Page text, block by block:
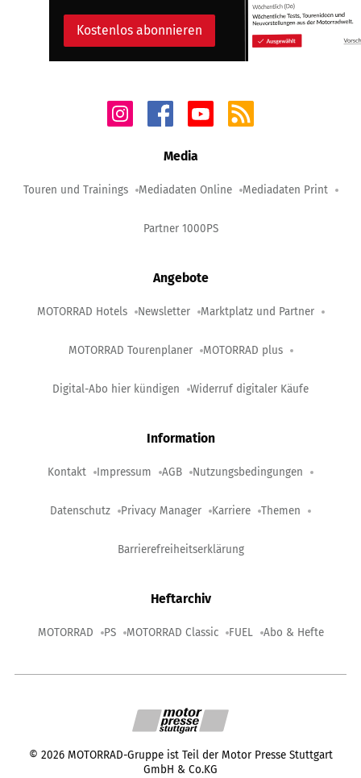
Kostenlos abonnieren
Media
Touren und Trainings Mediadaten Online Mediadaten Print
Partner 1000PS
Angebote
MOTORRAD Hotels Newsletter Marktplatz und Partner
MOTORRAD Tourenplaner MOTORRAD plus
Digital-Abo hier kündigen Widerruf digitaler Käufe
Information
Kontakt Impressum AGB Nutzungsbedingungen
Datenschutz Privacy Manager Karriere Themen
Barrierefreiheitserklärung
Heftarchiv
MOTORRAD PS MOTORRAD Classic FUEL Abo & Hefte
© 2026 MOTORRAD-Gruppe ist Teil der Motor Presse Stuttgart
GmbH & Co.KG